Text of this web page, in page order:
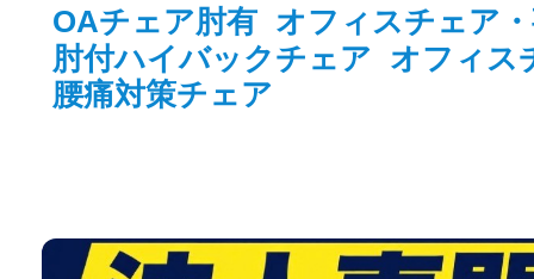
OAチェア肘有 オフィスチェア
肘付ハイバックチェア オフィス
腰痛対策チェア